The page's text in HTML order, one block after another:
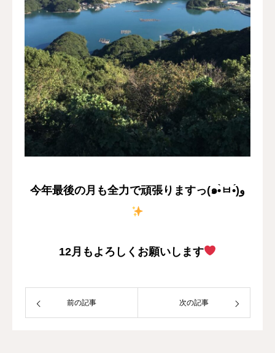
今年最後の月も全力で頑張りますっ(๑•̀ㅂ•́)و
12月もよろしくお願いします
前の記事 次の記事